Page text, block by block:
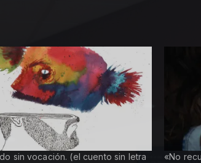
sin vocación. (el cuento sin letra
«No